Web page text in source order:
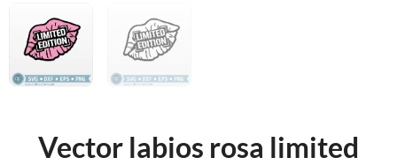
Vector labios rosa limited